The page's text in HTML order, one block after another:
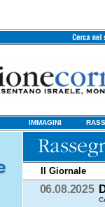
IMMAGINI
Il Giornale
06.08.2025